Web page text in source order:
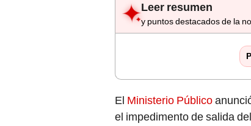
Leer resumen
y puntos destacados de la
El Ministerio Público
el impedimento de salida